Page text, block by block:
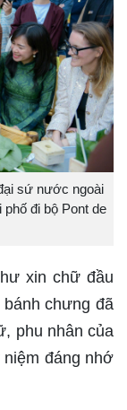
sứ nước ngoài
đi bộ Pont de
xin chữ đầu
chưng đã
phu nhân của
đáng nhớ